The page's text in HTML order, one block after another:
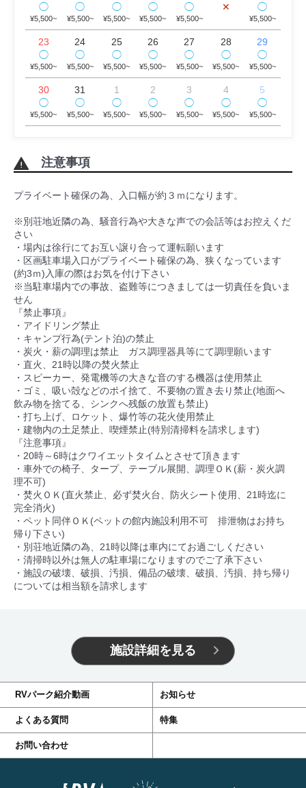
◯
¥5,500~
◯
¥5,500~
◯
¥5,500~
◯
¥5,500~
◯
¥5,500~
✕
◯
¥5,500~
23
◯
¥5,500~
24
◯
¥5,500~
25
◯
¥5,500~
26
◯
¥5,500~
27
◯
¥5,500~
28
◯
¥5,500~
29
◯
¥5,500~
30
◯
¥5,500~
31
◯
¥5,500~
1
◯
¥5,500~
2
◯
¥5,500~
3
◯
¥5,500~
4
◯
¥5,500~
5
◯
¥5,500~
注意事項
プライベート確保の為、入口幅が約３ｍになります。
※別荘地近隣の為、騒音行為や大きな声での会話等はお控えくだ
さい
・場内は徐行にてお互い譲り合って運転願います
・区画駐車場入口がプライベート確保の為、狭くなっています
(約3ｍ)入庫の際はお気を付け下さい
※当駐車場内での事故、盗難等につきましては一切責任を負いま
せん
『禁止事項』
・アイドリング禁止
・キャンプ行為(テント泊)の禁止
・炭火・薪の調理は禁止 ガス調理器具等にて調理願います
・直火、21時以降の焚火禁止
・スピーカー、発電機等の大きな音のする機器は使用禁止
・ゴミ、吸い殻などのポイ捨て、不要物の置き去り禁止(地面へ
飲み物を捨てる、シンクへ残飯の放置も禁止)
・打ち上げ、ロケット、爆竹等の花火使用禁止
・建物内の土足禁止、喫煙禁止(特別清掃料を請求します)
『注意事項』
・20時～6時はクワイエットタイムとさせて頂きます
・車外での椅子、タープ、テーブル展開、調理ＯＫ(薪・炭火調
理不可)
・焚火ＯＫ(直火禁止、必ず焚火台、防火シート使用、21時迄に
完全消火)
・ペット同伴ＯＫ(ペットの館内施設利用不可 排泄物はお持ち
帰り下さい)
・別荘地近隣の為、21時以降は車内にてお過ごしください
・清掃時以外は無人の駐車場になりますのでご了承下さい
・施設の破壊、破損、汚損、備品の破壊、破損、汚損、持ち帰り
については相当額を請求します
施設詳細を見る
RVパーク紹介動画 お知らせ
よくある質問 特集
お問い合わせ